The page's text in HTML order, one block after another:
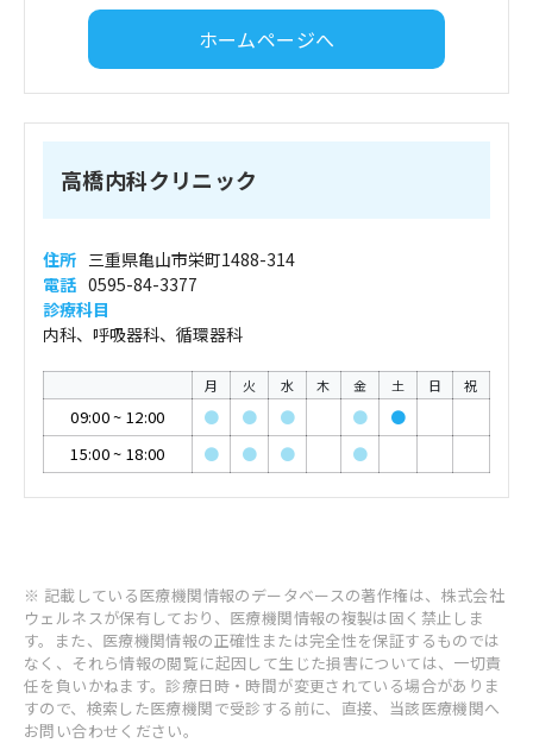
ホームページへ
高橋内科クリニック
住所 三重県亀山市栄町1488-314
電話 0595-84-3377
診療科目
内科、呼吸器科、循環器科
月 火 水 木 金 土 日 祝
09:00~ 12:00 ● ● ● ●
●
15:00~ 18:00 ● ● ● ●
※ 記載している医療機関情報のデータベースの著作権は、株式会社
ウェルネスが保有しており、医療機関情報の複製は固く禁止しま
す。また、医療機関情報の正確性または完全性を保証するものでは
なく、それら情報の閲覧に起因して生じた損害については、一切責
任を負いかねます。診療日時・時間が変更されている場合がありま
すので、検索した医療機関で受診する前に、直接、当該医療機関へ
お問い合わせください。